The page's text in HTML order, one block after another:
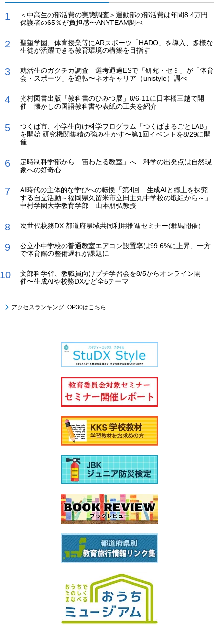
＜中高生の部活費の実態調査＞運動部の部活費は年間8.4万円
保護者の65％が負担感〜ANYTEAM調べ
聖望学園、体育授業等にARスポーツ「HADO」を導入、多様な
生徒が活躍できる教育環境の構築を目指す
就活生のガクチカ調査 選考通過ESで「研究・ゼミ」が「体育
会・スポーツ」を逆転〜ネオキャリア（unistyle）調べ
光村図書出版「教科書のひみつ展」8/6-11に日本橋三越で開
催 懐かしの国語教科書や表紙の工夫を紹介
つくば市、小学生向け科学プログラム「つくばまるごとLAB」
を開始 研究機関集積の強み生かす〜第1回イベントを8/29に開
催
定時制科学部から「宙わたる教室」へ 科学の出発点は自然現
象への好奇心
AI時代の主体的な学びへの転換「第4回 生成AIと郷土を探究
する自立活動～福岡県久留米市立田主丸中学校の取組から～」
中村学園大学教育学部 山本朋弘教授
次世代校務DX 都道府県域共同利用推進セミナー(群馬開催）
公立小中学校の普通教室エアコン設置率は99.6%に上昇、一方
で体育館の整備遅れが課題に
文部科学省、教職員向けプチ学習会を8/5からオンライン開
催〜生成AIや校務DXなど全5テーマ
アクセスランキングTOP30はこちら